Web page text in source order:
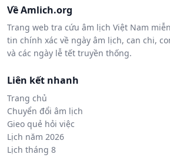
Về Amlich.org
Trang web tra cứu âm lịch Việt Nam
tin chính xác về ngày âm lịch, can chi,
và các ngày lễ tết truyền thống.
Liên kết nhanh
Trang chủ
Chuyển đổi âm lịch
Gieo quẻ hỏi việc
Lịch năm 2026
Lịch tháng 8